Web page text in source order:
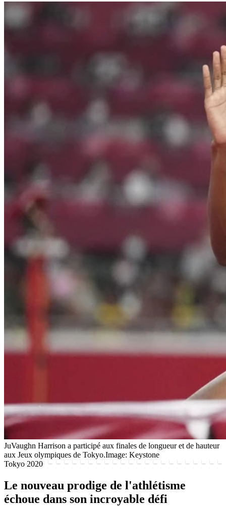
JuVaughn Harrison a participé aux finales de longueur et de hauteur
aux Jeux olympiques de Tokyo.Image: Keystone
Tokyo 2020
Le nouveau prodige de l'athlétisme
échoue dans son incroyable défi